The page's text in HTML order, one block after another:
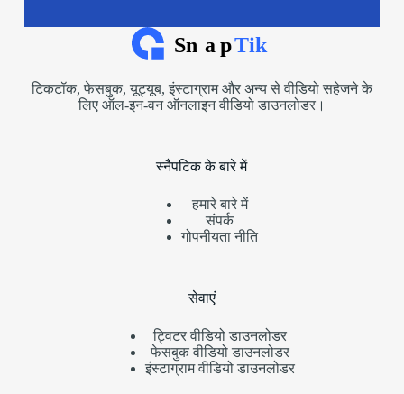
टिकटॉक, फेसबुक, यूट्यूब, इंस्टाग्राम और अन्य से वीडियो सहेजने के
लिए ऑल-इन-वन ऑनलाइन वीडियो डाउनलोडर।
स्नैपटिक के बारे में
हमारे बारे में
संपर्क
गोपनीयता नीति
सेवाएं
ट्विटर वीडियो डाउनलोडर
फेसबुक वीडियो डाउनलोडर
इंस्टाग्राम वीडियो डाउनलोडर